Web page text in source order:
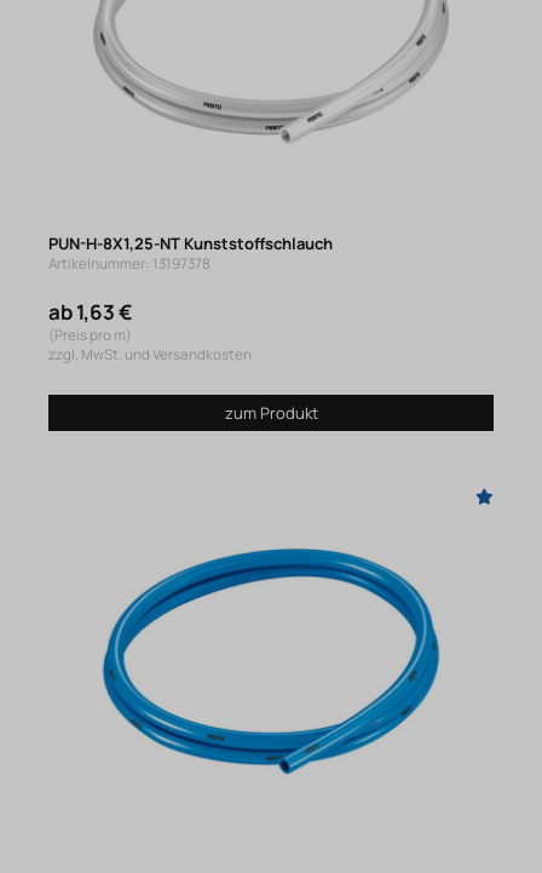
PUN-H-8X1,25-NT Kunststoffschlauch
Artikelnummer: 13197378
ab 1,63 €
(Preis pro m)
zzgl. MwSt. und Versandkosten
zum Produkt